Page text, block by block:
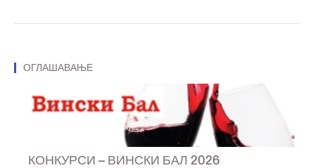
ОГЛАШАВАЊЕ
КОНКУРСИ – ВИНСКИ БАЛ 2026